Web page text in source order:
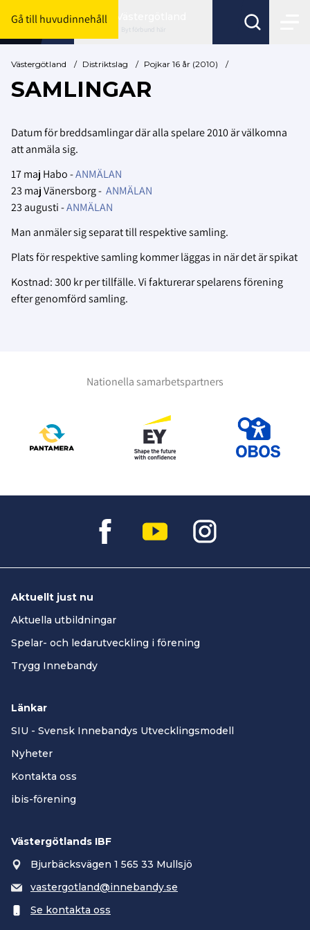
Gå till huvudinnehåll
Byt förbund här
Västergötland / Distriktslag / Pojkar 16 år (2010) /
SAMLINGAR
Datum för breddsamlingar där alla spelare 2010 är välkomna
att anmäla sig.
17 maj Habo -ANMÄLAN
23 maj Vänersborg - ANMÄLAN
23 augusti -ANMÄLAN
Man anmäler sig separat till respektive samling.
Plats för respektive samling kommer läggas in när det är spikat
Kostnad: 300 kr per tillfälle. Vi fakturerar spelarens förening
efter genomförd samling.
Nationella samarbetspartners
Aktuellt just nu
Aktuella utbildningar
Spelar- och ledarutveckling i förening
Trygg Innebandy
Länkar
SIU - Svensk Innebandys Utvecklingsmodell
Nyheter
Kontakta oss
ibis-förening
Västergötlands IBF
Bjurbäcksvägen 1 565 33 Mullsjö
vastergotland@innebandy.se
Se kontakta oss